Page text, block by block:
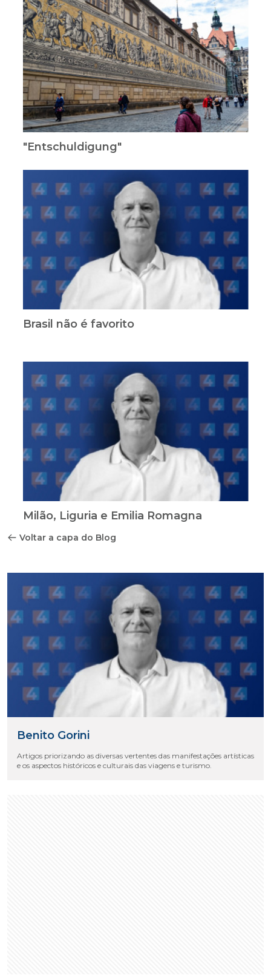
"Entschuldigung"
Brasil não é favorito
Milão, Liguria e Emilia Romagna
Voltar a capa do Blog
Benito Gorini
Artigos priorizando as diversas vertentes das manifestações artísticas
e os aspectos históricos e culturais das viagens e turismo.